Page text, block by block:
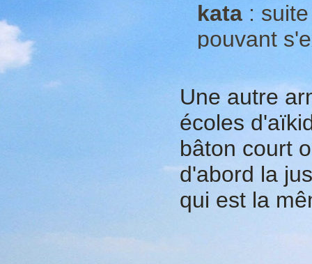
kata :
pouvant
Une autre
écoles
bâton court
d'abord la
qui est la